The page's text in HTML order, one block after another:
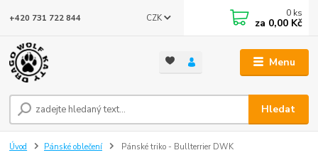
Menu
CZK
Hledat
+420 731 722 844 0 ks
za 0,00 Kč
Úvod Pánské oblečení Pánské triko - Bullterrier DWK